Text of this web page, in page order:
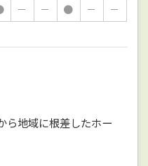
－ － ● － －
ら地域に根差したホー